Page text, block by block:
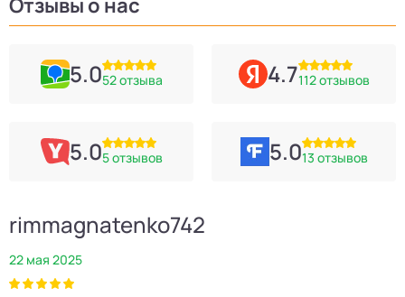
Отзывы о нас
5.052 отзыва 4.7112 отзывов
5.05 отзывов 5.013 отзывов
rimmagnatenko742
22 мая 2025